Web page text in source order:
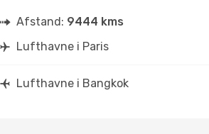
Afstand: 9444 kms
Lufthavne i Paris
Lufthavne i Bangkok